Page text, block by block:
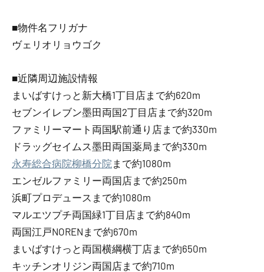
■物件名フリガナ
ヴェリオリョウゴク
■近隣周辺施設情報
まいばすけっと新大橋1丁目店まで約620m
セブンイレブン墨田両国2丁目店まで約320m
ファミリーマート両国駅前通り店まで約330m
ドラッグセイムス墨田両国薬局まで約330m
永寿総合病院柳橋分院 まで約1080m
エンゼルファミリー両国店まで約250m
浜町プロデュースまで約1080m
マルエツプチ両国緑1丁目店まで約840m
両国江戸NORENまで約670m
まいばすけっと両国横綱横丁店まで約650m
キッチンオリジン両国店まで約710m